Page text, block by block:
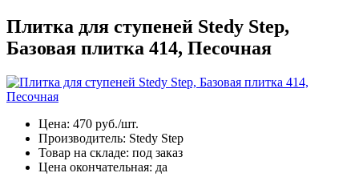
Плитка для ступеней Stedy Step,
Базовая плитка 414, Песочная
Цена: 470 руб./шт.
Производитель: Stedy Step
Товар на складе: под заказ
Цена окончательная: да